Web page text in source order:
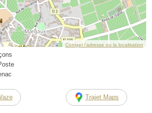
Corriger l’adresse ou la localisation
Trajet Maps